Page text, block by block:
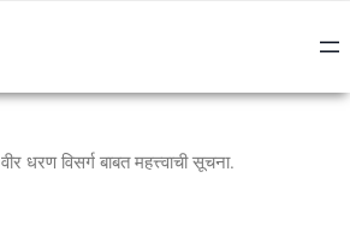
वीर धरण विसर्ग बाबत महत्त्वाची सूचना.